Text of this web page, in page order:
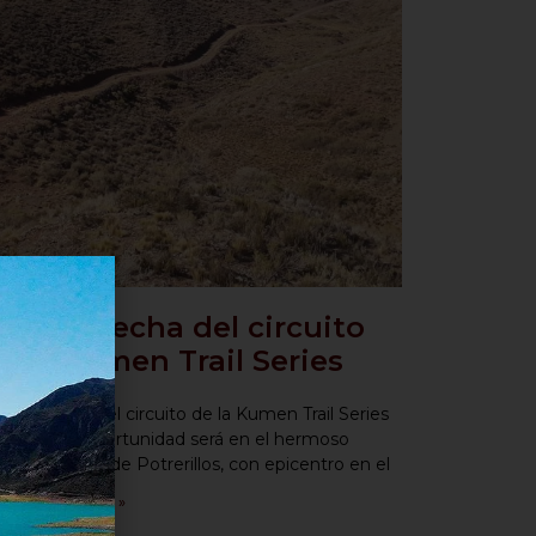
fecha del circuito
la Kumen Trail Series
fecha del circuito de la Kumen Trail Series
en esta oportunidad será en el hermoso
lujanino de Potrerillos, con epicentro en el
nota completa »